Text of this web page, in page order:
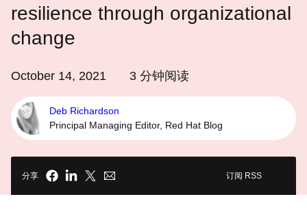
resilience through organizational
change
October 14, 2021 3 分钟阅读
Deb Richardson
Principal Managing Editor, Red Hat Blog
分享 订阅 RSS